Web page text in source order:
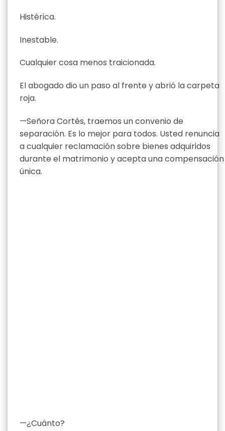
Histérica.
Inestable.
Cualquier cosa menos traicionada.
El abogado dio un paso al frente y abrió la carpeta
roja.
—Señora Cortés, traemos un convenio de
separación. Es lo mejor para todos. Usted renuncia
a cualquier reclamación sobre bienes adquiridos
durante el matrimonio y acepta una compensación
única.
—¿Cuánto?